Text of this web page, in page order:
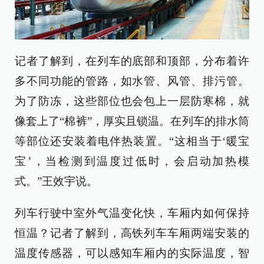
记者了解到，在列车的底部和顶部，分布着许
多不同功能的管路，如水管、风管、排污管。
为了防冻，这些部位也会包上一层防寒棉，就
像套上了“棉裤”，厚实且锁温。在列车的排水筒
等部位还安装着电伴热装置。“这相当于‘暖宝
宝’，当检测到温度过低时，会启动加热模
式。”王效宇说。
列车行驶中室外气温变化快，车厢内如何保持
恒温？记者了解到，高铁列车车厢两端安装的
温度传感器，可以感知车厢内的实际温度，智